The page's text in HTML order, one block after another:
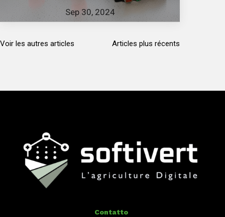
Sep 30, 2024
Voir les autres articles Articles plus récents
Contatto